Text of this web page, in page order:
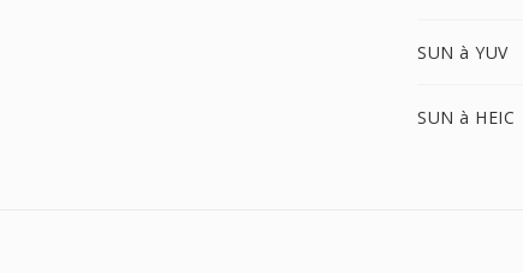
SUN à YUV
SUN à HEIC